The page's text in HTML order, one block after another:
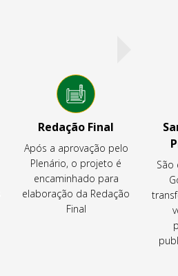
Redação Final
Após a aprovação pelo
Plenário, o projeto é
encaminhado para
elaboração da Redação
Final
São